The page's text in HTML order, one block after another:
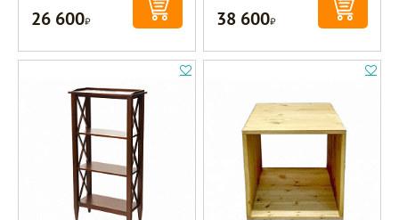
26 600Р 38 600Р